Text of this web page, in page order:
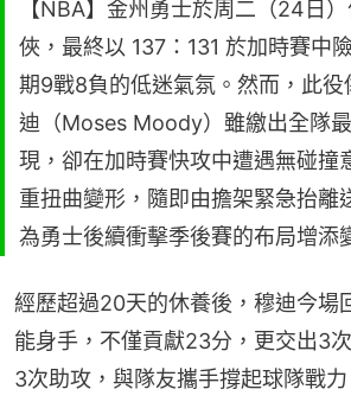
【NBA】金州勇士於周二（24日
俠，最終以 137：131 於加時賽中
期9戰8負的低迷氣氛。然而，此
迪（Moses Moody）雖繳出全隊
現，卻在加時賽快攻中遭遇無碰撞
重扭曲變形，隨即由擔架緊急抬離
為勇士後續衝擊季後賽的布局增添
經歷超過20天的休養後，穆迪今場
能身手，不僅貢獻23分，更交出3
3次助攻，與隊友攜手撐起球隊戰